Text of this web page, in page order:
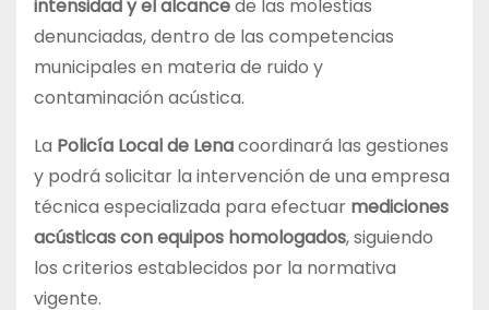
intensidad y el alcancede las molestias
denunciadas, dentro de las competencias
municipales en materia de ruido y
contaminación acústica.
La Policía Local de Lenacoordinará las gestiones
y podrá solicitar la intervención de una empresa
técnica especializada para efectuar mediciones
acústicas con equipos homologados, siguiendo
los criterios establecidos por la normativa
vigente.